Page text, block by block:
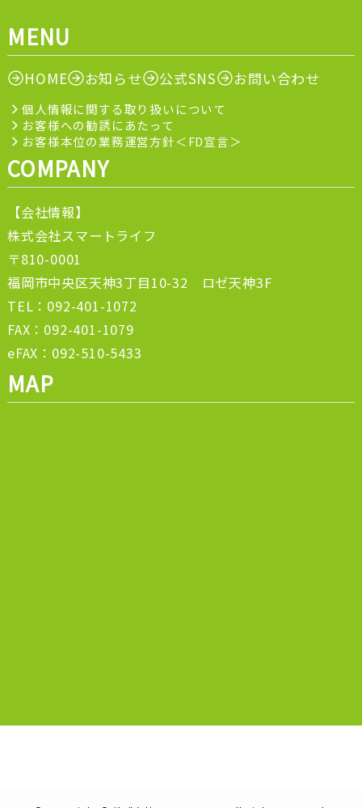
MENU
HOME お知らせ 公式SNS お問い合わせ
個人情報に関する取り扱いについて
お客様への勧誘にあたって
お客様本位の業務運営方針＜FD宣言＞
COMPANY
【会社情報】
株式会社スマートライフ
〒810-0001
福岡市中央区天神3丁目10-32 ロゼ天神3F
TEL：092-401-1072
FAX：092-401-1079
eFAX：092-510-5433
MAP